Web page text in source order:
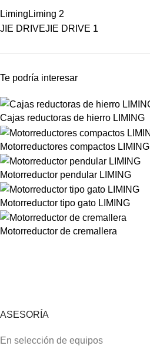
Liming Liming 2
JIE DRIVEJIE DRIVE 1
Te podría interesar
Cajas reductoras de hierro LIMING
Motorreductores compactos LIMING
Motorreductor pendular LIMING
Motorreductor tipo gato LIMING
Motorreductor de cremallera
ASESORÍA
En selección de equipos